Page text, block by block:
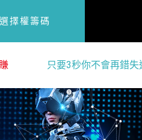
選擇權籌碼
只要3秒你不會再錯失